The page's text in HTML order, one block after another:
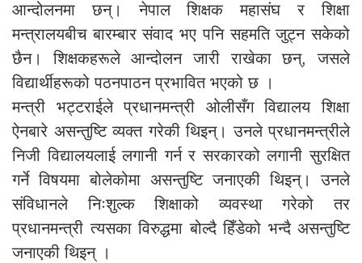
आन्दोलनमा छन्। नेपाल शिक्षक महासंघ र शिक्षा
मन्त्रालयबीच बारम्बार संवाद भए पनि सहमति जुट्न सकेको
छैन। शिक्षकहरूले आन्दोलन जारी राखेका छन्, जसले
विद्यार्थीहरूको पठनपाठन प्रभावित भएको छ ।
मन्त्री भट्टराईले प्रधानमन्त्री ओलीसँग विद्यालय शिक्षा
ऐनबारे असन्तुष्टि व्यक्त गरेकी थिइन्। उनले प्रधानमन्त्रीले
निजी विद्यालयलाई लगानी गर्न र सरकारको लगानी सुरक्षित
गर्ने विषयमा बोलेकोमा असन्तुष्टि जनाएकी थिइन्। उनले
संविधानले निःशुल्क शिक्षाको व्यवस्था गरेको तर
प्रधानमन्त्री त्यसका विरुद्धमा बोल्दै हिँडेको भन्दै असन्तुष्टि
जनाएकी थिइन् ।